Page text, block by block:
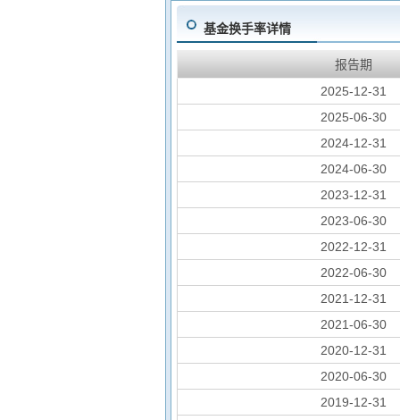
基金换手率详情
报告期
2025-12-31
2025-06-30
2024-12-31
2024-06-30
2023-12-31
2023-06-30
2022-12-31
2022-06-30
2021-12-31
2021-06-30
2020-12-31
2020-06-30
2019-12-31